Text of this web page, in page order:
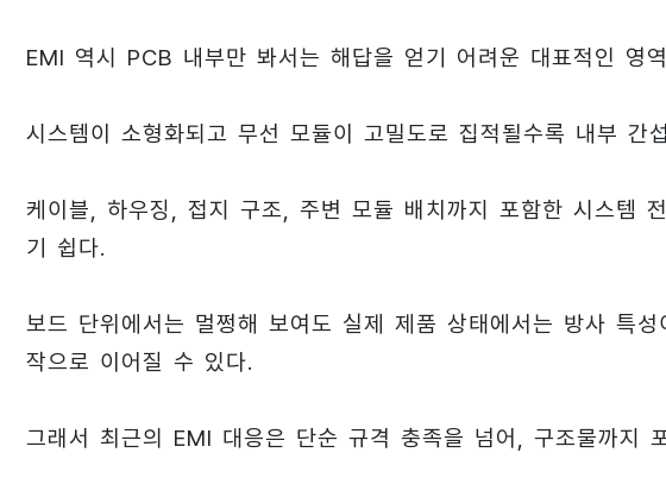
EMI 역시 PCB 내부만 봐서는 해답을 얻기 어려운 대표적인 영
시스템이 소형화되고 무선 모듈이 고밀도로 집적될수록 내부 간
케이블, 하우징, 접지 구조, 주변 모듈 배치까지 포함한 시스템
기 쉽다.
보드 단위에서는 멀쩡해 보여도 실제 제품 상태에서는 방사 특
작으로 이어질 수 있다.
그래서 최근의 EMI 대응은 단순 규격 충족을 넘어, 구조물까지